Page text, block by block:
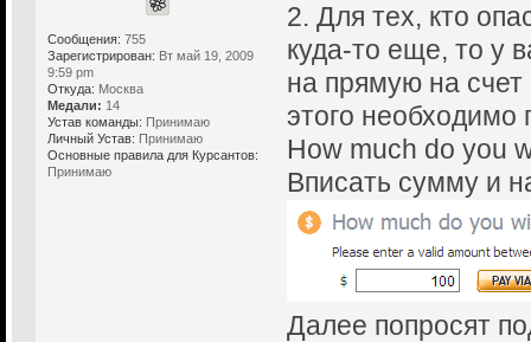
Сообщения: 755
Зарегистрирован: Вт май 19, 2009
9:59 pm
Откуда: Москва
Медали: 14
Устав команды: Принимаю
Личный Устав: Принимаю
Основные правила для Курсантов:
Принимаю
2. Для тех, кто
куда-то еще, то у
на прямую на
этого необходимо
How much do you
Вписать сумму и
Далее попросят